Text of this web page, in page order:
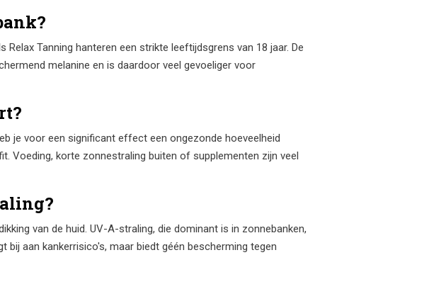
Tanning hanteren een strikte leeftijdsgrens van 18 jaar. De
melanine en is daardoor veel gevoeliger voor
je voor een significant effect een ongezonde hoeveelheid
Voeding, korte zonnestraling buiten of supplementen zijn veel
van de huid. UV-A-straling, die dominant is in zonnebanken,
bij aan kankerrisico's, maar biedt géén bescherming tegen